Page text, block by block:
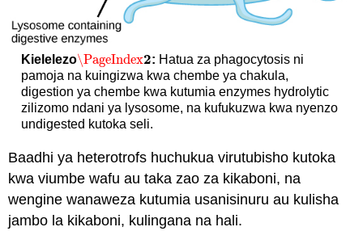
Kielelezo\PageIndex2
\PageIndex2: Hatua za phagocytosis ni
pamoja na kuingizwa kwa chembe ya chakula,
digestion ya chembe kwa kutumia enzymes hydrolytic
zilizomo ndani ya lysosome, na kufukuzwa kwa nyenzo
undigested kutoka seli.
Baadhi ya heterotrofs huchukua virutubisho kutoka
kwa viumbe wafu au taka zao za kikaboni, na
wengine wanaweza kutumia usanisinuru au kulisha
jambo la kikaboni, kulingana na hali.